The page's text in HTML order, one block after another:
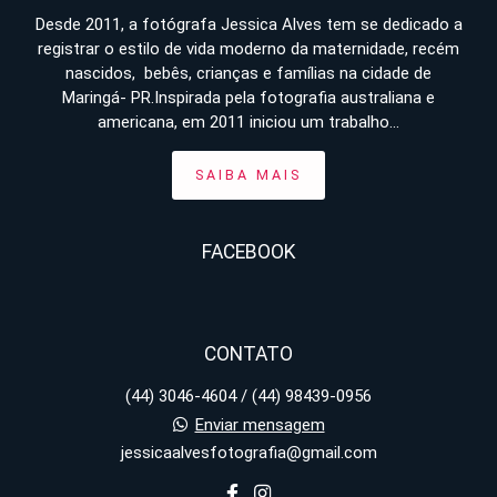
Desde 2011, a fotógrafa Jessica Alves tem se dedicado a
registrar o estilo de vida moderno da maternidade, recém
nascidos, bebês, crianças e famílias na cidade de
Maringá- PR.Inspirada pela fotografia australiana e
americana, em 2011 iniciou um trabalho...
SAIBA MAIS
FACEBOOK
CONTATO
(44) 3046-4604 / (44) 98439-0956
Enviar mensagem
jessicaalvesfotografia@gmail.com